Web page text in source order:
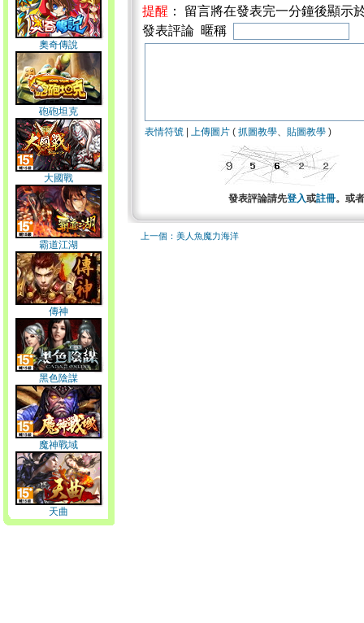
奧奇傳說
砲砲坦克
大國戰
霸道江湖
傳神
黑色陰謀
魔神戰域
天曲
提醒 ： 留言將在發表完一分鐘後顯示
發表評論 暱稱
表情符號 上傳圖片 ( 抓圖教學、 貼圖教學 )
發表評論請先登入或註冊。或
上一個：美人魚魔力海洋